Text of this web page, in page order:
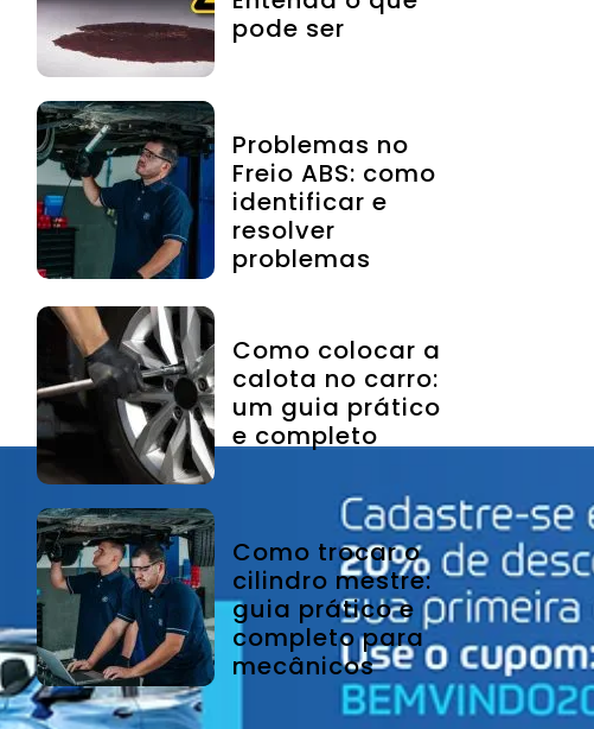
pode ser
Problemas no
Freio ABS: como
identificar e
resolver
problemas
Como colocar a
calota no carro:
um guia prático
e completo
Como trocar o
cilindro mestre:
guia prático e
completo para
mecânicos